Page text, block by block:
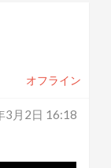
オフライン
3月2日 16:18